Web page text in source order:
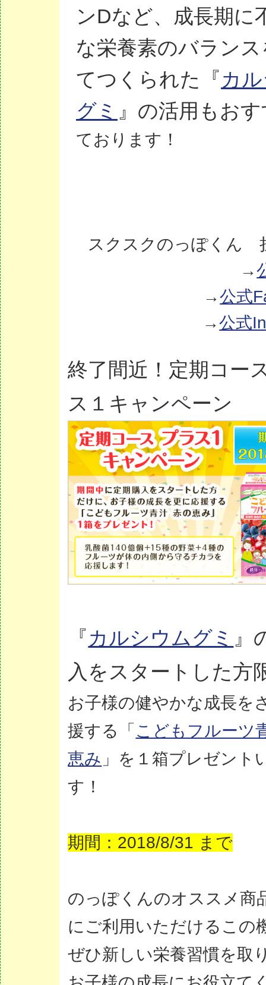
ンDなど、成長期に
な栄養素のバラン
てつくられた『カ
グミ 』の活用もお
ております！
スクスクのっぽくん
→
→公式
→公式
終了間近！定期コー
ス１キャンペーン
『カルシウムグミ 』
入をスタートした方
お子様の健やかな成長を
援する「 こどもフルーツ
恵み 」を１箱プレゼント
す！
期間：2018/8/31 まで
のっぽくんのオススメ商
にご利用いただけるこの
ぜひ新しい栄養習慣を取